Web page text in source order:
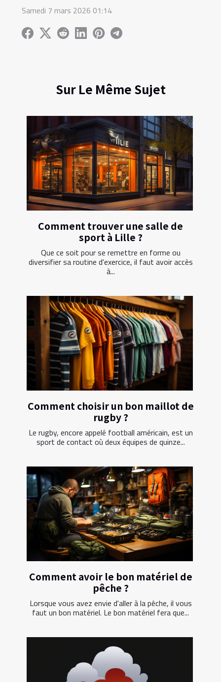
Sur Le Même Sujet
Comment trouver une salle de
sport à Lille ?
Que ce soit pour se remettre en forme ou
diversifier sa routine d'exercice, il faut avoir accès
à...
Comment choisir un bon maillot de
rugby ?
Le rugby, encore appelé football américain, est un
sport de contact où deux équipes de quinze...
Comment avoir le bon matériel de
pêche ?
Lorsque vous avez envie d'aller à la pêche, il vous
faut un bon matériel. Le bon matériel fera que...
Samedi 7 mars 2026 01:14